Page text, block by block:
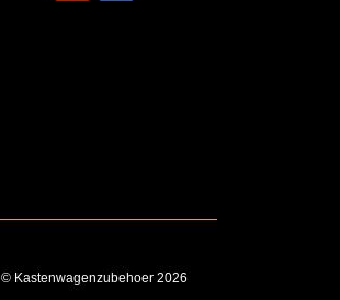
© Kastenwagenzubehoer 2026